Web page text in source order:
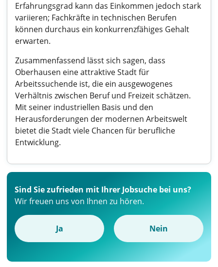
Erfahrungsgrad kann das Einkommen jedoch stark
variieren; Fachkräfte in technischen Berufen
können durchaus ein konkurrenzfähiges Gehalt
erwarten.
Zusammenfassend lässt sich sagen, dass
Oberhausen eine attraktive Stadt für
Arbeitssuchende ist, die ein ausgewogenes
Verhältnis zwischen Beruf und Freizeit schätzen.
Mit seiner industriellen Basis und den
Herausforderungen der modernen Arbeitswelt
bietet die Stadt viele Chancen für berufliche
Entwicklung.
Sind Sie zufrieden mit Ihrer Jobsuche bei uns?
Wir freuen uns von Ihnen zu hören.
Ja Nein